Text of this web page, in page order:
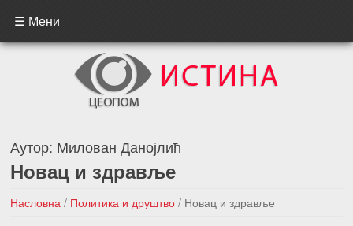
☰ Мени
Аутор: Милован Данојлић
Новац и здравље
Насловна / Политика и друштво / Новац и здравље